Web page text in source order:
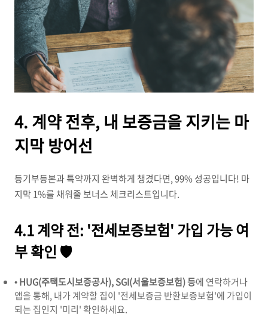
4. 계약 전후, 내 보증금을 지키는 마
지막 방어선
등기부등본과 특약까지 완벽하게 챙겼다면, 99% 성공입니다! 마
지막 1%를 채워줄 보너스 체크리스트입니다.
4.1 계약 전: '전세보증보험' 가입 가능 여
부 확인 🛡️
•HUG(주택도시보증공사), SGI(서울보증보험) 등에 연락하거나
앱을 통해, 내가 계약할 집이 '전세보증금 반환보증보험'에 가입이
되는 집인지 '미리' 확인하세요.